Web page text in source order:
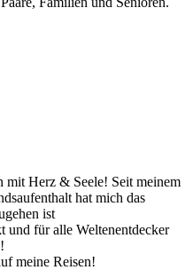
mit Herz & Seele! Seit meinem
hat mich das
ist
und für alle Weltenentdecker
meine Reisen!